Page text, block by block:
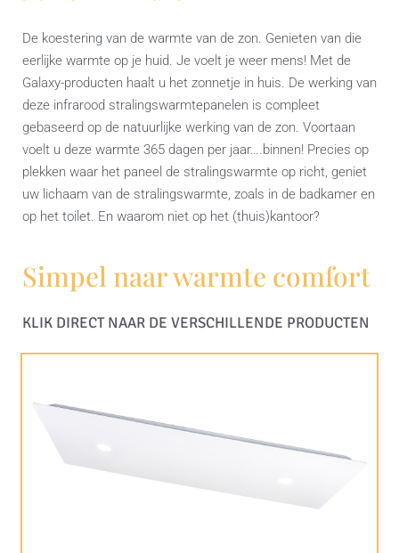
De koestering van de warmte van de zon. Genieten van die
eerlijke warmte op je huid. Je voelt je weer mens! Met de
Galaxy-producten haalt u het zonnetje in huis. De werking van
deze infrarood stralingswarmtepanelen is compleet
gebaseerd op de natuurlijke werking van de zon. Voortaan
voelt u deze warmte 365 dagen per jaar….binnen! Precies op
plekken waar het paneel de stralingswarmte op richt, geniet
uw lichaam van de stralingswarmte, zoals in de badkamer en
op het toilet. En waarom niet op het (thuis)kantoor?
Simpel naar warmte comfort
KLIK DIRECT NAAR DE VERSCHILLENDE PRODUCTEN